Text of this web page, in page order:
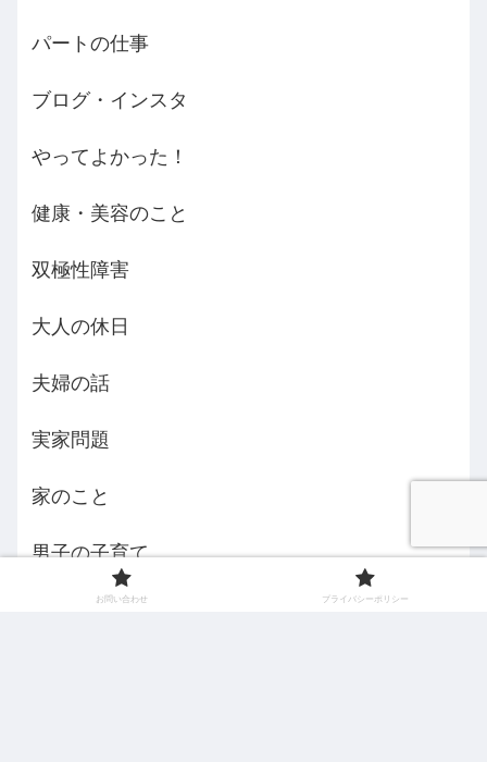
パートの仕事
ブログ・インスタ
やってよかった！
健康・美容のこと
双極性障害
大人の休日
夫婦の話
実家問題
家のこと
男子の子育て
義母さま
お問い合わせ プライバシーポリシー